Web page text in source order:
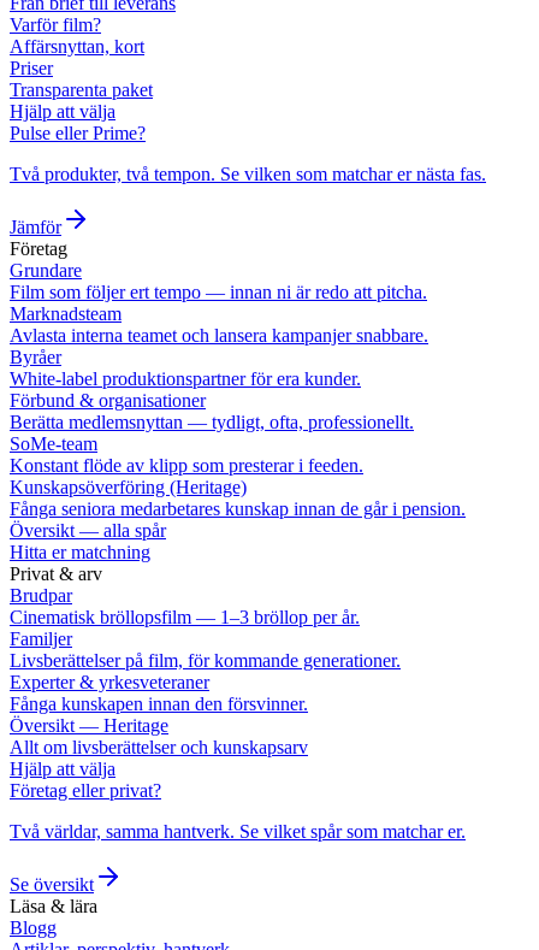
Varför film?
Affärsnyttan, kort
Priser
Transparenta paket
Hjälp att välja
Pulse eller Prime?
Två produkter, två tempon. Se vilken som matchar er nästa fas.
Jämför
Företag
Grundare
Film som följer ert tempo — innan ni är redo att pitcha.
Marknadsteam
Avlasta interna teamet och lansera kampanjer snabbare.
Byråer
White-label produktionspartner för era kunder.
Förbund & organisationer
Berätta medlemsnyttan — tydligt, ofta, professionellt.
SoMe-team
Konstant flöde av klipp som presterar i feeden.
Kunskapsöverföring (Heritage)
Fånga seniora medarbetares kunskap innan de går i pension.
Översikt — alla spår
Hitta er matchning
Privat & arv
Brudpar
Cinematisk bröllopsfilm — 1–3 bröllop per år.
Familjer
Livsberättelser på film, för kommande generationer.
Experter & yrkesveteraner
Fånga kunskapen innan den försvinner.
Översikt — Heritage
Allt om livsberättelser och kunskapsarv
Hjälp att välja
Företag eller privat?
Två världar, samma hantverk. Se vilket spår som matchar er.
Se översikt
Läsa & lära
Blogg